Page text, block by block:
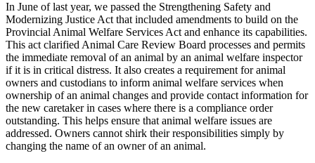
In June of last year, we passed the Strengthening Safety and
Modernizing Justice Act that included amendments to build on the
Provincial Animal Welfare Services Act and enhance its capabilities.
This act clarified Animal Care Review Board processes and permits
the immediate removal of an animal by an animal welfare inspector
if it is in critical distress. It also creates a requirement for animal
owners and custodians to inform animal welfare services when
ownership of an animal changes and provide contact information for
the new caretaker in cases where there is a compliance order
outstanding. This helps ensure that animal welfare issues are
addressed. Owners cannot shirk their responsibilities simply by
changing the name of an owner of an animal.